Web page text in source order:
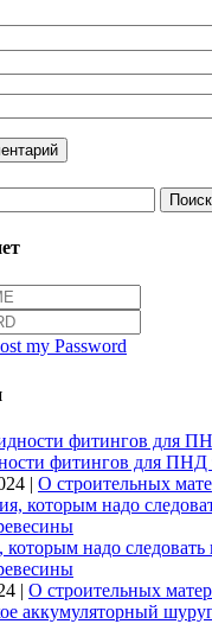
my Password
фитингов для ПНД
| О строительных
которым надо
| О строительных